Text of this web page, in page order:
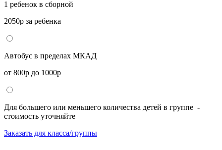
1 ребенок в сборной
2050р за ребенка
Автобус в пределах МКАД
от 800р до 1000р
Для большего или меньшего количества детей в группе -
стоимость уточняйте
Заказать для класса/группы